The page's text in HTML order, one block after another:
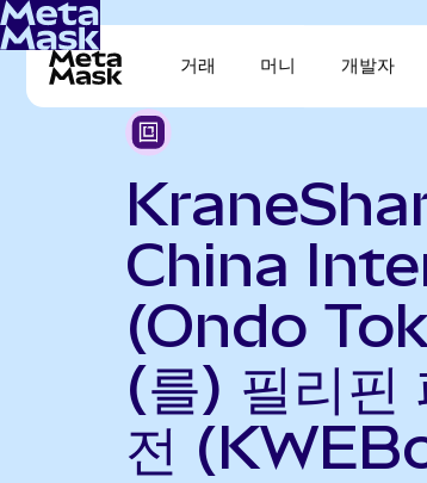
거래 머니 개발자
China
(Ondo
(를) 필리핀
전